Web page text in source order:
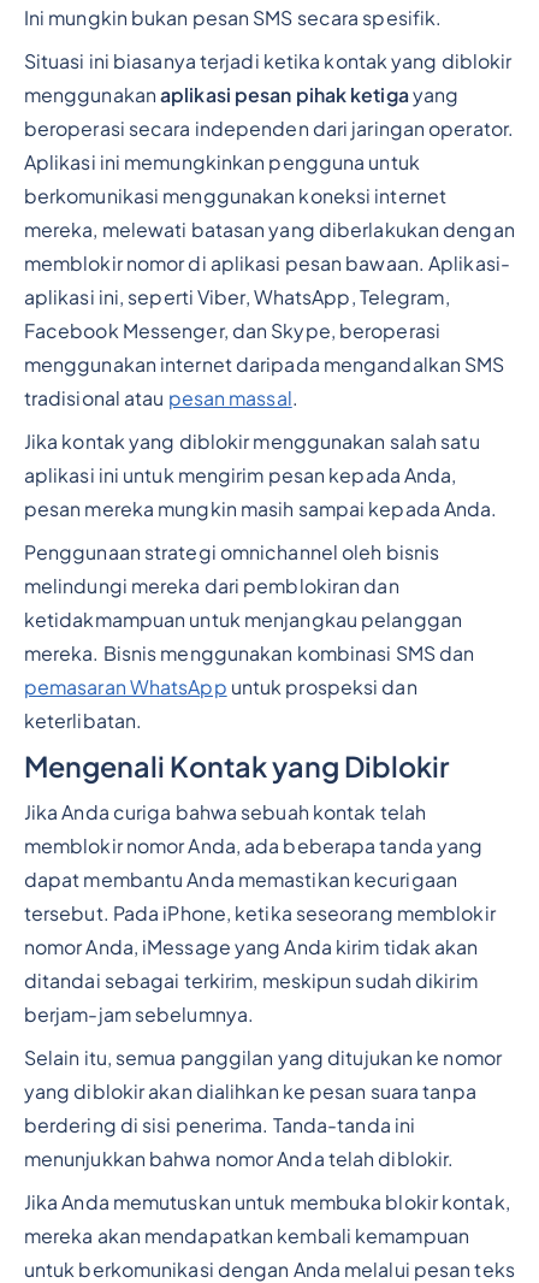
Ini mungkin bukan pesan SMS secara spesifik.
Situasi ini biasanya terjadi ketika kontak yang diblokir
menggunakanaplikasi pesan pihak ketigayang
beroperasi secara independen dari jaringan operator.
Aplikasi ini memungkinkan pengguna untuk
berkomunikasi menggunakan koneksi internet
mereka, melewati batasan yang diberlakukan dengan
memblokir nomor di aplikasi pesan bawaan. Aplikasi-
aplikasi ini, seperti Viber, WhatsApp, Telegram,
Facebook Messenger, dan Skype, beroperasi
menggunakan internet daripada mengandalkan SMS
tradisional atau pesan massal.
Jika kontak yang diblokir menggunakan salah satu
aplikasi ini untuk mengirim pesan kepada Anda,
pesan mereka mungkin masih sampai kepada Anda.
Penggunaan strategi omnichannel oleh bisnis
melindungi mereka dari pemblokiran dan
ketidakmampuan untuk menjangkau pelanggan
mereka. Bisnis menggunakan kombinasi SMS dan
pemasaran WhatsApp untuk prospeksi dan
keterlibatan.
Mengenali Kontak yang Diblokir
Jika Anda curiga bahwa sebuah kontak telah
memblokir nomor Anda, ada beberapa tanda yang
dapat membantu Anda memastikan kecurigaan
tersebut. Pada iPhone, ketika seseorang memblokir
nomor Anda, iMessage yang Anda kirim tidak akan
ditandai sebagai terkirim, meskipun sudah dikirim
berjam-jam sebelumnya.
Selain itu, semua panggilan yang ditujukan ke nomor
yang diblokir akan dialihkan ke pesan suara tanpa
berdering di sisi penerima. Tanda-tanda ini
menunjukkan bahwa nomor Anda telah diblokir.
Jika Anda memutuskan untuk membuka blokir kontak,
mereka akan mendapatkan kembali kemampuan
untuk berkomunikasi dengan Anda melalui pesan teks